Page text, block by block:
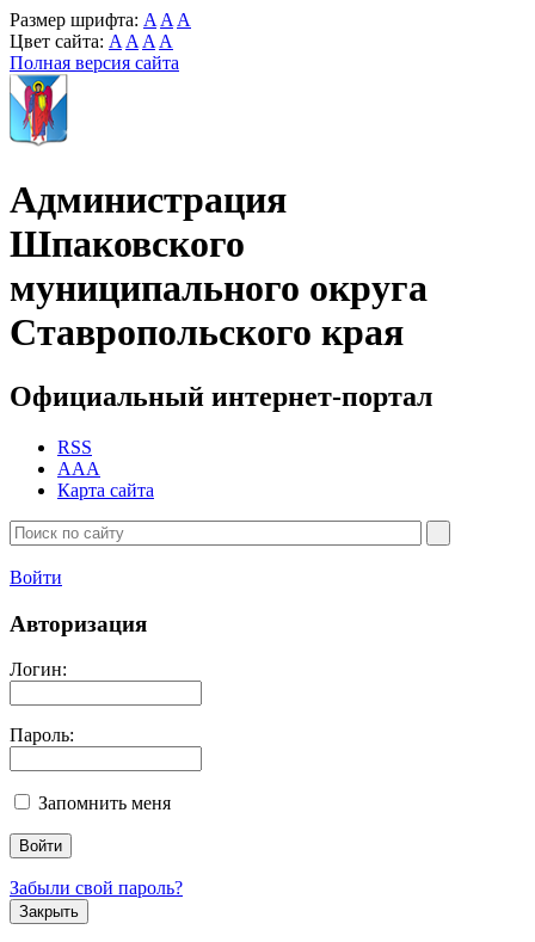
Размер шрифта: A A A
Цвет сайта: A A A A
Полная версия сайта
Администрация
Шпаковского
муниципального округа
Ставропольского края
Официальный интернет-портал
RSS
AAA
Карта сайта
Войти
Авторизация
Логин:
Пароль:
Запомнить меня
Забыли свой пароль?
Закрыть